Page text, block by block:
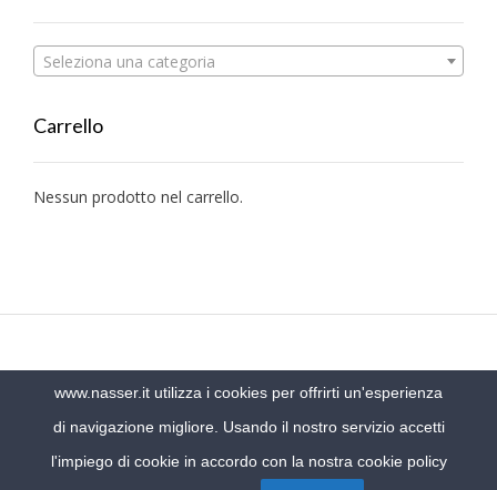
Seleziona una categoria
Carrello
Nessun prodotto nel carrello.
Nasser Yachaya S.r.l. P.I. 01164550186 Viale Golgi 65/A, 27100 Pavia -
www.nasser.it utilizza i cookies per offrirti un'esperienza
di navigazione migliore. Usando il nostro servizio accetti
l'impiego di cookie in accordo con la nostra cookie policy